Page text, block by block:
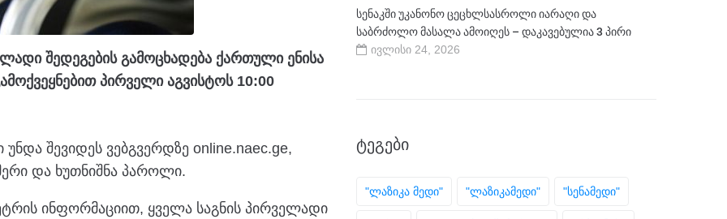
შედეგების გამოცხადება ქართული ენისა
პირველი აგვისტოს 10:00
შევიდეს ვებგვერდზე online.naec.ge,
და ხუთნიშნა პაროლი.
ინფორმაციით, ყველა საგნის პირველადი
სენაკში უკანონო ცეცხლსასროლი იარაღი და
საბრძოლო მასალა ამოიღეს – დაკავებულია 3 პირი
ივლისი 24, 2026
ᲢᲔᲒᲔᲑᲘ
"ლაზიკა მედი" "ლაზიკამედი" "სენამედი"